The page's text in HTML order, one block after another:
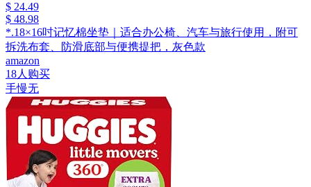
$ 24.49
$ 48.98
*.18×16吋记忆棉坐垫｜适合办公椅、汽车与旅行使用，附可
拆洗布套、防滑底部与便携提把，灰色款
amazon
18人购买
手慢无